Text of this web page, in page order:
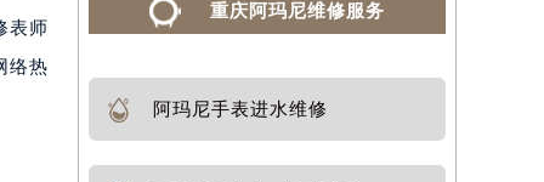
表师
络热
重庆阿玛尼维修服务
阿玛尼手表进水维修